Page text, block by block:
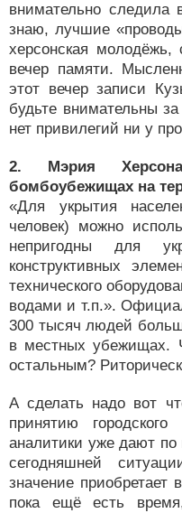
внимательно следила
знаю, лучшие
херсонская
вечер памяти.
этот вечер записи
будьте внимательны
нет привилегий ни у
2. Мэрия
бомбоубежищах на
«Для укрытия
человек) можно
непригодны для
конструктивных
технического
водами и т.п.».
300 тысяч людей
в местных убежищах.
остальным?
А сделать надо вот
принятию
аналитики уже дают
сегодняшней
значение
пока ещё есть